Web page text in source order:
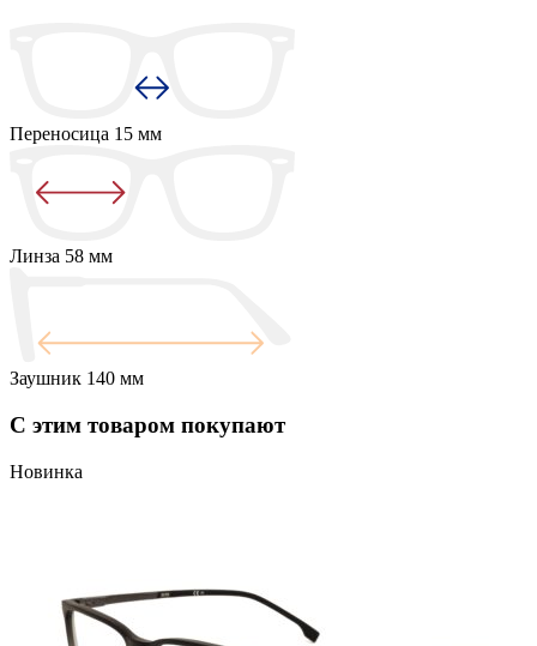
Переносица 15 мм
Линза 58 мм
Заушник 140 мм
С этим товаром покупают
Новинка